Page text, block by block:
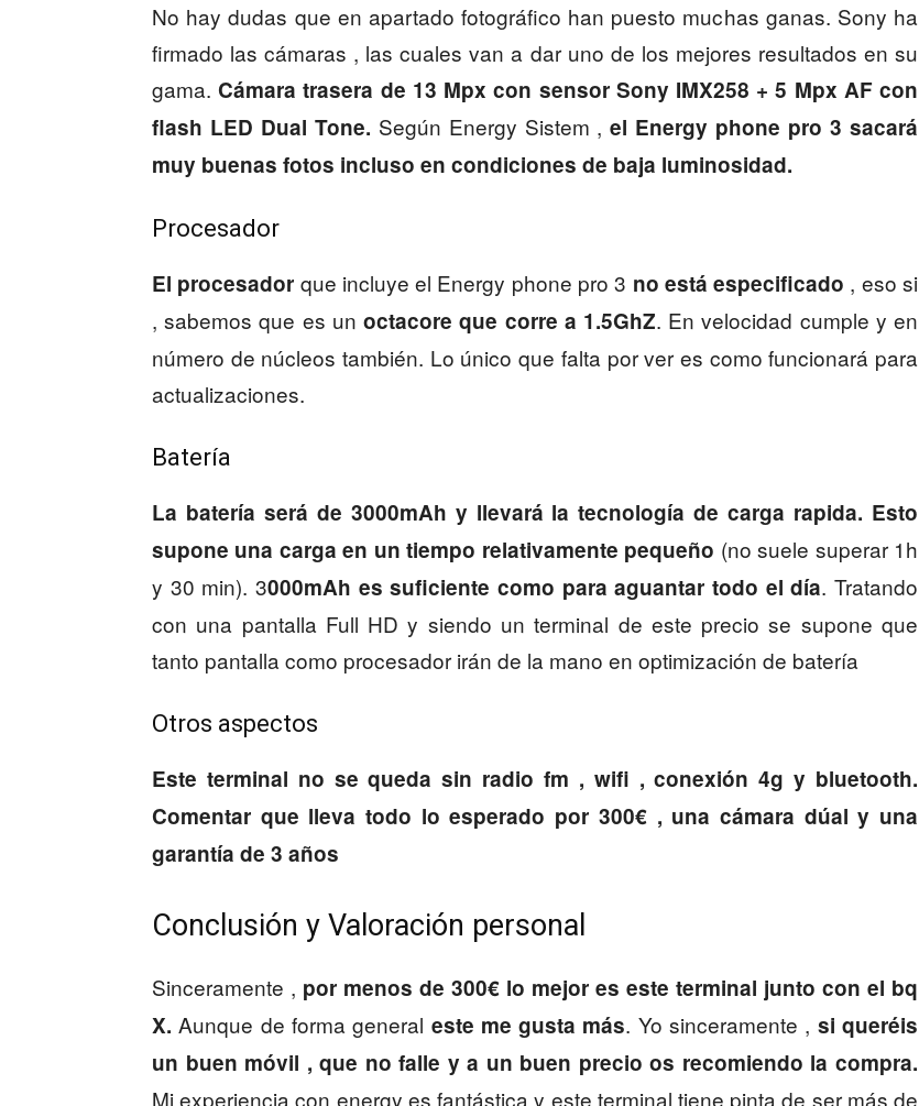
No hay dudas que en apartado fotográfico han puesto muchas ganas. Sony ha
firmado las cámaras , las cuales van a dar uno de los mejores resultados en su
gama. Cámara trasera de 13 Mpx con sensor Sony IMX258 + 5 Mpx AF con
flash LED Dual Tone. Según Energy Sistem ,el Energy phone pro 3 sacará
muy buenas fotos incluso en condiciones de baja luminosidad.
Procesador
El procesador que incluye el Energy phone pro 3 no está especificado , eso si
, sabemos que es unoctacore que corre a 1.5GhZ. En velocidad cumple y en
número de núcleos también. Lo único que falta por ver es como funcionará para
actualizaciones.
Batería
La batería será de 3000mAh y llevará la tecnología de carga rapida. Esto
supone una carga en un tiempo relativamente pequeño (no suele superar 1h
y 30 min). 3000mAh es suficiente como para aguantar todo el día. Tratando
con una pantalla Full HD y siendo un terminal de este precio se supone que
tanto pantalla como procesador irán de la mano en optimización de batería
Otros aspectos
Este terminal no se queda sin radio fm , wifi , conexión 4g y bluetooth.
Comentar que lleva todo lo esperado por 300€ , una cámara dúal y una
garantía de 3 años
Conclusión y Valoración personal
Sinceramente , por menos de 300€ lo mejor es este terminal junto con el bq
X. Aunque de forma general este me gusta más. Yo sinceramente , si queréis
un buen móvil , que no falle y a un buen precio os recomiendo la compra.
Mi experiencia con energy es fantástica y este terminal tiene pinta de ser más de